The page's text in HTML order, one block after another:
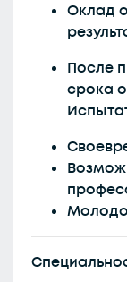
Оклад
После
срока